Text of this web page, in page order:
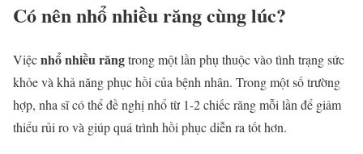
Có nên nhổ nhiều răng cùng lúc?
Việcnhổ nhiều răngtrong một lần phụ thuộc vào tình trạng sức
khỏe và khả năng phục hồi của bệnh nhân. Trong một số trường
hợp, nha sĩ có thể đề nghị nhổ từ 1-2 chiếc răng mỗi lần để giảm
thiểu rủi ro và giúp quá trình hồi phục diễn ra tốt hơn.